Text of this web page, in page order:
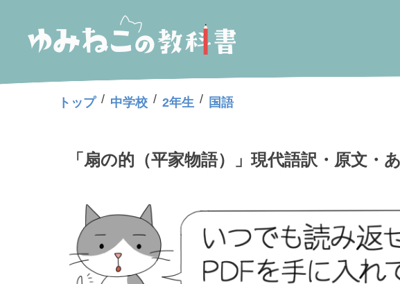
トップ / 中学校 / 2年生 / 国語
「扇の的（平家物語）」現代語訳・原文・